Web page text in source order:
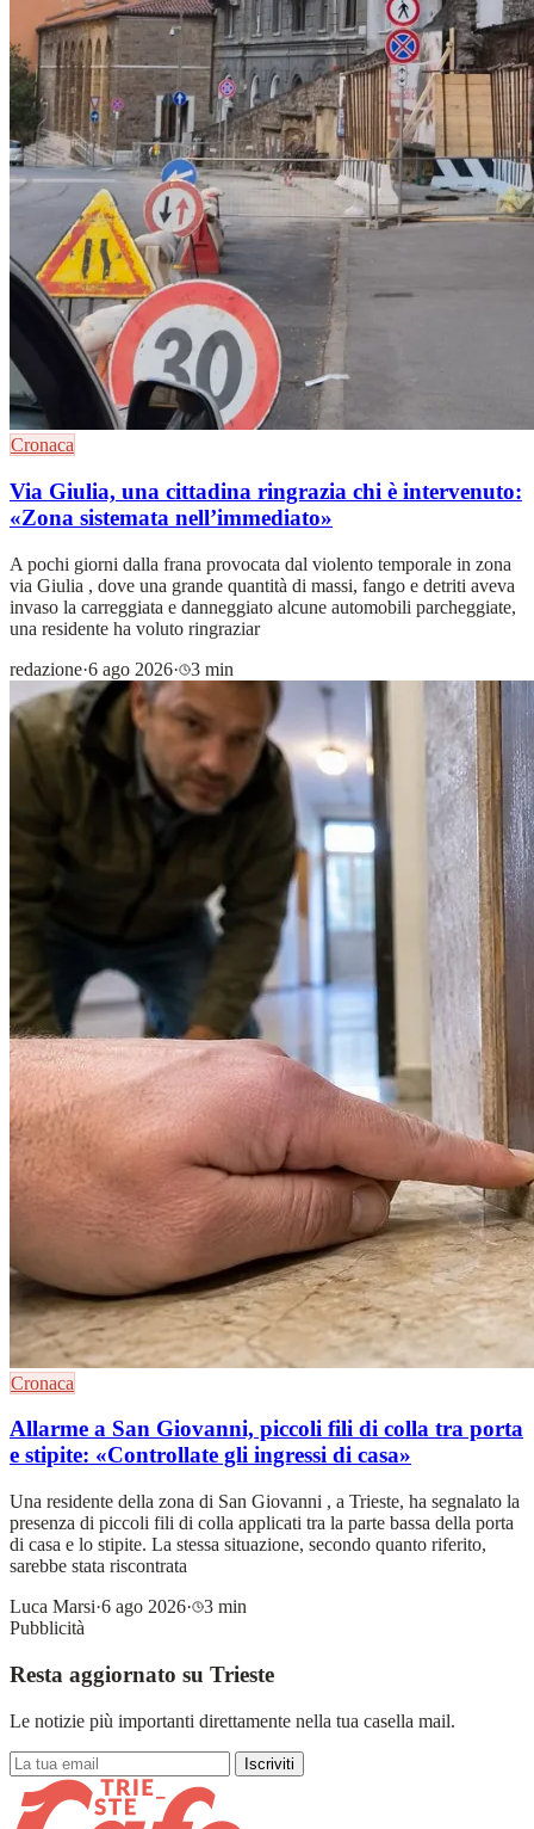
Cronaca
Via Giulia, una cittadina ringrazia chi è intervenuto:
«Zona sistemata nell’immediato»
A pochi giorni dalla frana provocata dal violento temporale in zona
via Giulia , dove una grande quantità di massi, fango e detriti aveva
invaso la carreggiata e danneggiato alcune automobili parcheggiate,
una residente ha voluto ringraziar
redazione·6 ago 2026· 3 min
Cronaca
Allarme a San Giovanni, piccoli fili di colla tra porta
e stipite: «Controllate gli ingressi di casa»
Una residente della zona di San Giovanni , a Trieste, ha segnalato la
presenza di piccoli fili di colla applicati tra la parte bassa della porta
di casa e lo stipite. La stessa situazione, secondo quanto riferito,
sarebbe stata riscontrata
Luca Marsi·6 ago 2026·
3 min
Pubblicità
Resta aggiornato su Trieste
Le notizie più importanti direttamente nella tua casella mail.
Iscriviti